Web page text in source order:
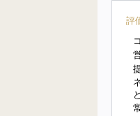
評